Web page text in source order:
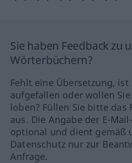
Sie haben Feedback zu
Wörterbüchern?
Fehlt eine Übersetzung,
aufgefallen oder wollen
loben? Füllen Sie bitte das
aus. Die Angabe der E-
optional und dient gemäß
Datenschutz nur zur
Anfrage.